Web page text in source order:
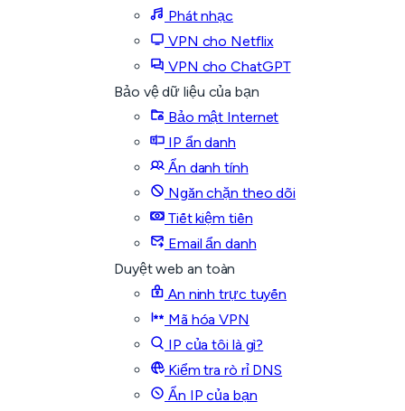
Phát nhạc
VPN cho Netflix
VPN cho ChatGPT
Bảo vệ dữ liệu của bạn
Bảo mật Internet
IP ẩn danh
Ẩn danh tính
Ngăn chặn theo dõi
Tiết kiệm tiền
Email ẩn danh
Duyệt web an toàn
An ninh trực tuyến
Mã hóa VPN
IP của tôi là gì?
Kiểm tra rò rỉ DNS
Ẩn IP của bạn